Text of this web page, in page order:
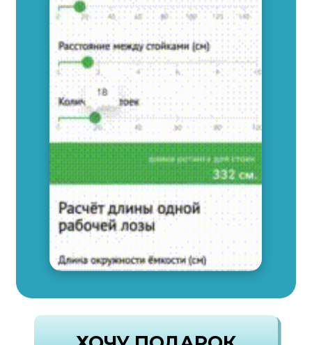
ХОЧУ ПОДАРОК
ЧТО БУДЕТ
В МАСТЕРСКОЙ?
Мы будем путешествовать по⦁разным